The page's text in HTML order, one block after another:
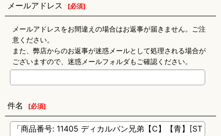
メールアドレス [必須]
メールアドレスをお間違えの場合はお返事が届きません。ご注
意ください。
また、弊店からのお返事が迷惑メールとして処理される場合が
ございますので、迷惑メールフォルダもご確認ください。
件名 [必須]